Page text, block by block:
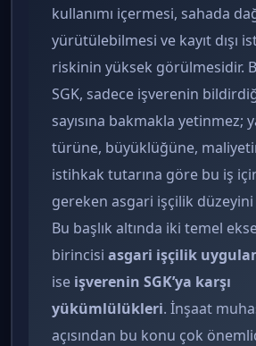
kullanımı içermesi, sahada
yürütülebilmesi ve kayıt dışı
riskinin yüksek görülmesidir.
SGK, sadece işverenin
sayısına bakmakla yetinmez;
türüne, büyüklüğüne,
istihkak tutarına göre bu iş
gereken asgari işçilik düzeyini
Bu başlık altında iki temel
birincisi asgari işçilik
ise işverenin SGK’ya karşı
yükümlülükleri. İnşaat
açısından bu konu çok